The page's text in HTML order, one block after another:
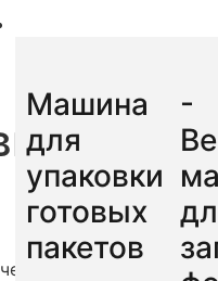
Машина
для
упаковки
готовых
пакетов
-